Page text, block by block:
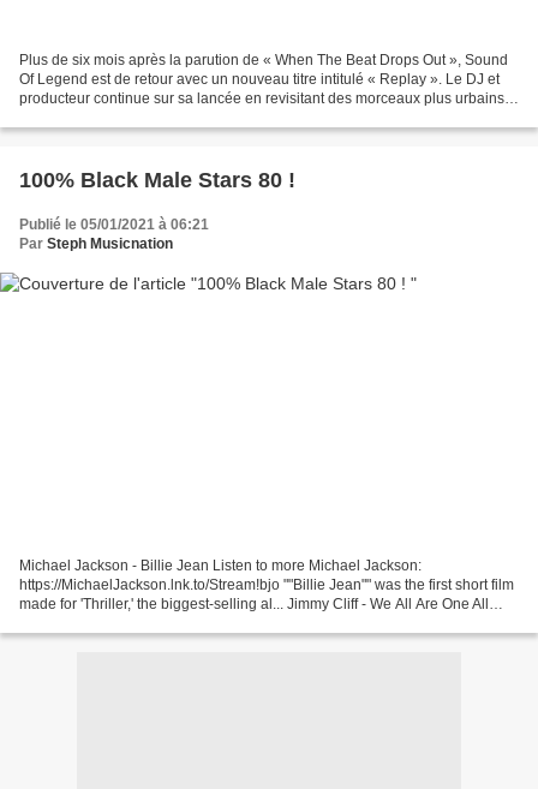
Plus de six mois après la parution de « When The Beat Drops Out », Sound
Of Legend est de retour avec un nouveau titre intitulé « Replay ». Le DJ et
producteur continue sur sa lancée en revisitant des morceaux plus urbains
100% Black Male Stars 80 !
Publié le 05/01/2021 à 06:21
Par Steph Musicnation
Michael Jackson - Billie Jean Listen to more Michael Jackson:
https://MichaelJackson.lnk.to/Stream!bjo ""Billie Jean"" was the first short film
made for 'Thriller,' the biggest-selling al... Jimmy Cliff - We All Are One All